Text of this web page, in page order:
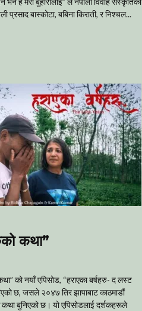
प्रसाद बास्कोटा, बबिना किराती, र निश्चल...
कथा”
को नयाँ एपिसोड, “हराएका बर्षहरु- द लस्ट
छ, जसले २०४७ तिर झापाबाट काठमाडौं
बुनिएको छ। यो एपिसोडलाई दर्शकहरूले